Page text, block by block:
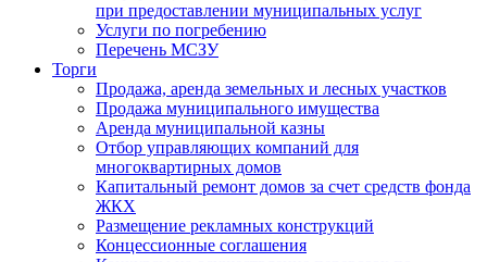
при предоставлении муниципальных услуг
Услуги по погребению
Перечень МСЗУ
Торги
Продажа, аренда земельных и лесных участков
Продажа муниципального имущества
Аренда муниципальной казны
Отбор управляющих компаний для
многоквартирных домов
Капитальный ремонт домов за счет средств фонда
ЖКХ
Размещение рекламных конструкций
Концессионные соглашения